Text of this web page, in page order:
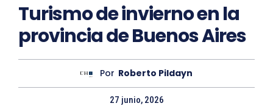
Turismo de invierno en la
provincia de Buenos Aires
Por Roberto Pildayn
27 junio, 2026